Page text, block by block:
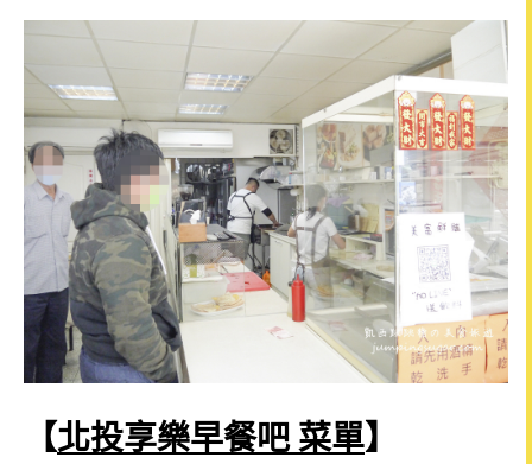
【北投享樂早餐吧 菜單】